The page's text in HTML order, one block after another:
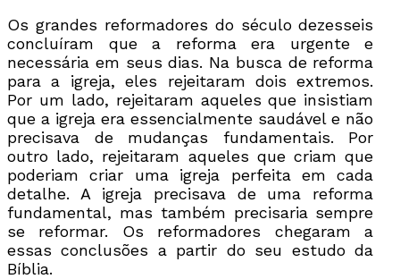
Os grandes reformadores do século dezesseis
concluíram que a reforma era urgente e
necessária em seus dias. Na busca de reforma
para a igreja, eles rejeitaram dois extremos.
Por um lado, rejeitaram aqueles que insistiam
que a igreja era essencialmente saudável e não
precisava de mudanças fundamentais. Por
outro lado, rejeitaram aqueles que criam que
poderiam criar uma igreja perfeita em cada
detalhe. A igreja precisava de uma reforma
fundamental, mas também precisaria sempre
se reformar. Os reformadores chegaram a
essas conclusões a partir do seu estudo da
Bíblia.